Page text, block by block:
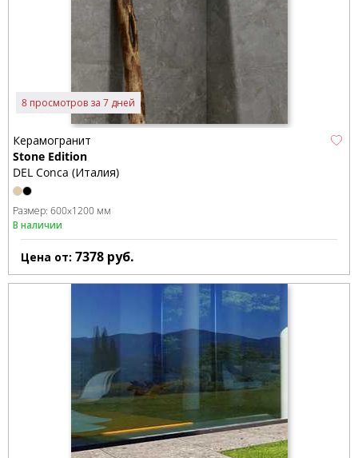
8 просмотров за 7 дней
Керамогранит
Stone Edition
DEL Conca (Италия)
Размер: 600x1200 мм
В наличии
Цена от: 7378 руб.